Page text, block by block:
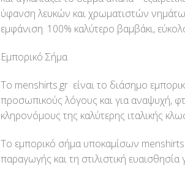
ύφανση λευκών και χρωματιστών
εμφάνιση. 100% καλύτερο βαμβάκι,
Εμπορικό Σήμα
Το menshirts.gr είναι το διάσημο
προσωπικούς λόγους και για αναψυχή,
κληρονόμους της καλύτερης ιταλικής
Το εμπορικό σήμα υποκαμίσων
παραγωγής και τη στιλιστική